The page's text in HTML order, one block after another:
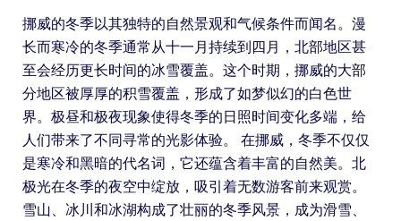
挪威的冬季以其独特的自然景观和气候条件而闻名。漫
长而寒冷的冬季通常从十一月持续到四月，北部地区甚
至会经历更长时间的冰雪覆盖。这个时期，挪威的大部
分地区被厚厚的积雪覆盖，形成了如梦似幻的白色世
界。极昼和极夜现象使得冬季的日照时间变化多端，给
人们带来了不同寻常的光影体验。 在挪威，冬季不仅仅
是寒冷和黑暗的代名词，它还蕴含着丰富的自然美。北
极光在冬季的夜空中绽放，吸引着无数游客前来观赏。
雪山、冰川和冰湖构成了壮丽的冬季风景，成为滑雪、